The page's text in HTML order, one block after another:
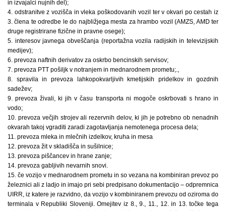
in izvajalci nujnih del);
4. odstranitve z vozišča in vleka poškodovanih vozil ter v okvari po cestah iz
3. člena te odredbe le do najbližjega mesta za hrambo vozil (AMZS, AMD ter
druge registrirane fizične in pravne osege);
5. interesov javnega obveščanja (reportažna vozila radijskih in televizijskih
medijev);
6. prevoza naftnih derivatov za oskrbo bencinskih servisov;
7. prevoza PTT pošiljk v notranjem in mednarodnem prometu;.,
8. spravila in prevoza lahkopokvarljivih kmetijskih pridelkov in gozdnih
sadežev;
9. prevoza živali, ki jih v času transporta ni mogoče oskrbovati s hrano in
vodo;
10. prevoza večjih strojev ali rezervnih delov, ki jih je potrebno ob nenadnih
okvarah takoj vgraditi zaradi zagotavljanja nemotenega procesa dela;
11. prevoza mleka in mlečnih izdelkov, kruha in mesa
12. prevoza žit v skladišča in sušilnice;
13. prevoza piščancev in hrane zanje;
14. prevoza gabljivih nevarnih snovi.
15. če vozijo v mednarodnem prometu in so vezana na kombiniran prevoz po
železnici ali z ladjo in imajo pri sebi predpisano dokumentacijo – odpremnica
UIRR, iz katere je razvidno, da vozijo v kombiniranem prevozu od oziroma do
terminala v Republiki Sloveniji. Omejitev iz 8., 9., 11., 12. in 13. točke tega